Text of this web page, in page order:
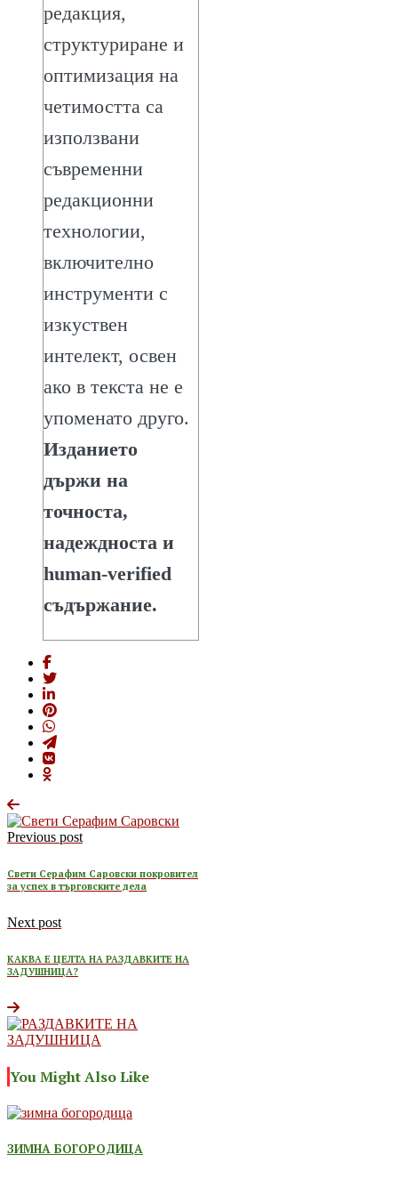
редакция,
структуриране и
оптимизация на
четимостта са
използвани
съвременни
редакционни
технологии,
включително
инструменти с
изкуствен
интелект, освен
ако в текста не е
упоменато друго.
Изданието
държи на
точноста,
надеждноста и
human-verified
съдържание.
Previous post
Свети Серафим Саровски покровител
за успех в търговските дела
Next post
КАКВА Е ЦЕЛТА НА РАЗДАВКИТЕ НА
ЗАДУШНИЦА?
You Might Also Like
ЗИМНА БОГОРОДИЦА